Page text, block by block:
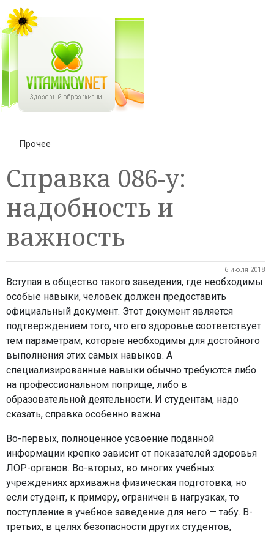
Прочее
Справка 086-у:
надобность и
важность
6 июля 2018
Вступая в общество такого заведения, где необходимы
особые навыки, человек должен предоставить
официальный документ. Этот документ является
подтверждением того, что его здоровье соответствует
тем параметрам, которые необходимы для достойного
выполнения этих самых навыков. А
специализированные навыки обычно требуются либо
на профессиональном поприще, либо в
образовательной деятельности. И студентам, надо
сказать, справка особенно важна.
Во-первых, полноценное усвоение поданной
информации крепко зависит от показателей здоровья
ЛОР-органов. Во-вторых, во многих учебных
учреждениях архиважна физическая подготовка, но
если студент, к примеру, ограничен в нагрузках, то
поступление в учебное заведение для него — табу. В-
третьих, в целях безопасности других студентов,